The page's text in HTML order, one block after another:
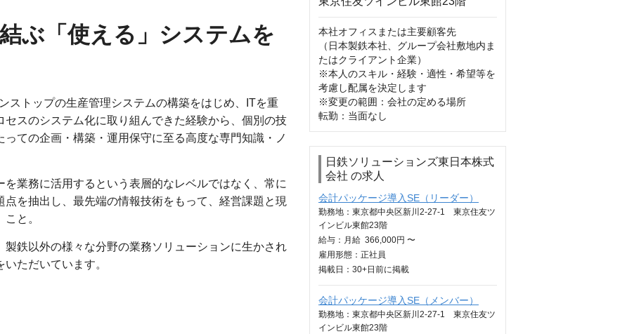
ぶ「使える」システムを
ストップの生産管理システムの構築をはじめ、ITを重
スのシステム化に取り組んできた経験から、個別の技
ての企画・構築・運用保守に至る高度な専門知識・ノ
業務に活用するという表層的なレベルではなく、常に
を抽出し、最先端の情報技術をもって、経営課題と現
と。
鉄以外の様々な分野の業務ソリューションに生かされ
ただいています。
本社オフィスまたは主要顧客先
（日本製鉄本社、グループ会社敷地内ま
たはクライアント企業）
※本人のスキル・経験・適性・希望等を
考慮し配属を決定します
※変更の範囲：会社の定める場所
転勤：当面なし
日鉄ソリューションズ東日本株式
会社 の求人
会計パッケージ導入SE（リーダー）
勤務地：東京都中央区新川2-27-1 東京住友ツ
インビル東館23階
給与： 月給 366,000円 〜
雇用形態：正社員
掲載日： 30+日 前に掲載
会計パッケージ導入SE（メンバー）
勤務地：東京都中央区新川2-27-1 東京住友ツ
インビル東館23階